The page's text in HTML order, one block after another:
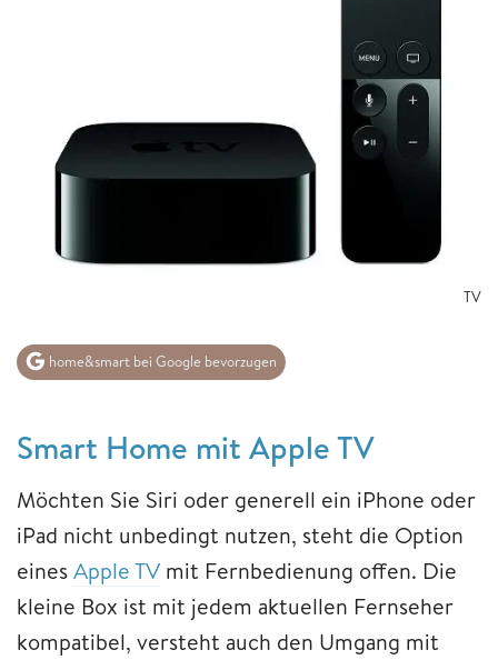
TV
home&smart bei Google bevorzugen
Smart Home mit Apple TV
Möchten Sie Siri oder generell ein iPhone oder
iPad nicht unbedingt nutzen, steht die Option
einesApple TV mit Fernbedienung offen. Die
kleine Box ist mit jedem aktuellen Fernseher
kompatibel, versteht auch den Umgang mit